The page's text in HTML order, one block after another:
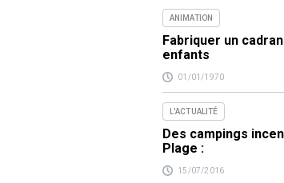
ANIMATION
Fabriquer un
enfants
01/01/1970
L'ACTUALITÉ
Des campings
Plage :
15/07/2016